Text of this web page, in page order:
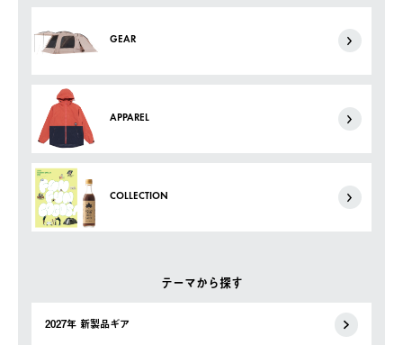
GEAR
APPAREL
COLLECTION
テーマから探す
2027年 新製品ギア